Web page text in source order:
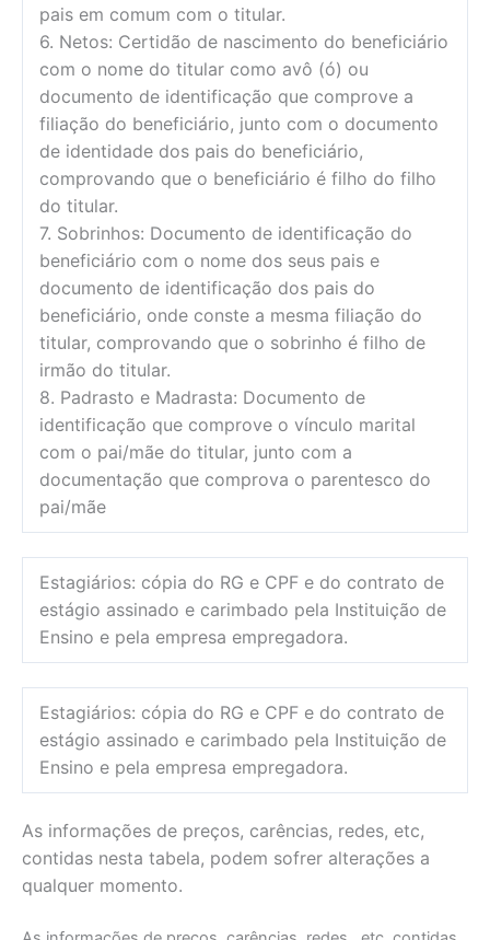
pais em comum com o titular.
6. Netos: Certidão de nascimento do beneficiário
com o nome do titular como avô (ó) ou
documento de identificação que comprove a
filiação do beneficiário, junto com o documento
de identidade dos pais do beneficiário,
comprovando que o beneficiário é filho do filho
do titular.
7. Sobrinhos: Documento de identificação do
beneficiário com o nome dos seus pais e
documento de identificação dos pais do
beneficiário, onde conste a mesma filiação do
titular, comprovando que o sobrinho é filho de
irmão do titular.
8. Padrasto e Madrasta: Documento de
identificação que comprove o vínculo marital
com o pai/mãe do titular, junto com a
documentação que comprova o parentesco do
pai/mãe
Estagiários: cópia do RG e CPF e do contrato de
estágio assinado e carimbado pela Instituição de
Ensino e pela empresa empregadora.
Estagiários: cópia do RG e CPF e do contrato de
estágio assinado e carimbado pela Instituição de
Ensino e pela empresa empregadora.
As informações de preços, carências, redes, etc,
contidas nesta tabela, podem sofrer alterações a
qualquer momento.